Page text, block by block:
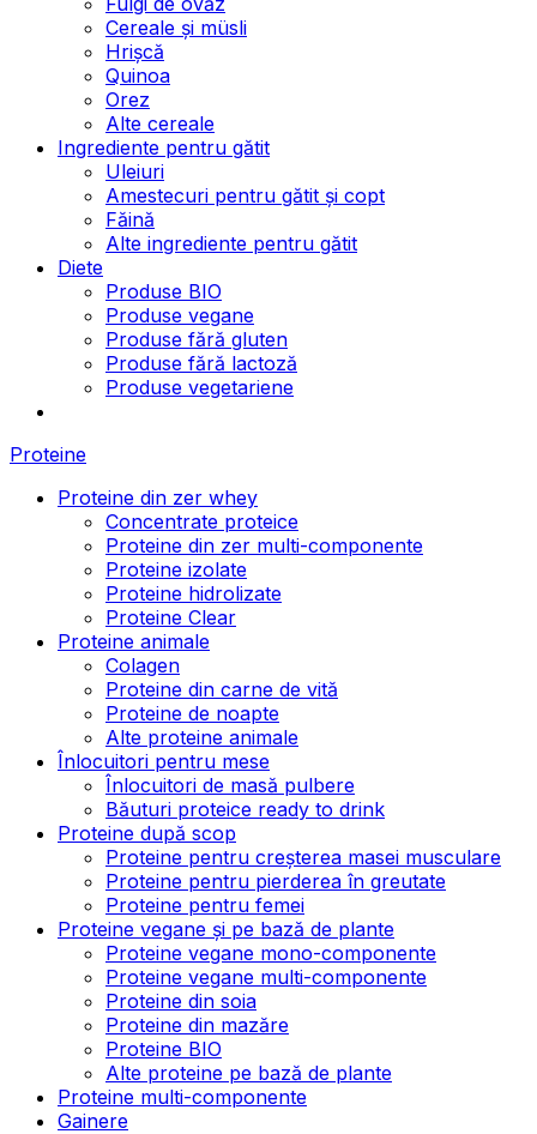
Cereale și müsli
Hrișcă
Quinoa
Orez
Alte cereale
Ingrediente pentru gătit
Uleiuri
Amestecuri pentru gătit și copt
Făină
Alte ingrediente pentru gătit
Diete
Produse BIO
Produse vegane
Produse fără gluten
Produse fără lactoză
Produse vegetariene
Proteine
Proteine din zer whey
Concentrate proteice
Proteine din zer multi-componente
Proteine izolate
Proteine hidrolizate
Proteine Clear
Proteine animale
Colagen
Proteine din carne de vită
Proteine de noapte
Alte proteine animale
Înlocuitori pentru mese
Înlocuitori de masă pulbere
Băuturi proteice ready to drink
Proteine după scop
Proteine pentru creșterea masei musculare
Proteine pentru pierderea în greutate
Proteine pentru femei
Proteine vegane și pe bază de plante
Proteine vegane mono-componente
Proteine vegane multi-componente
Proteine din soia
Proteine din mazăre
Proteine BIO
Alte proteine pe bază de plante
Proteine multi-componente
Gainere